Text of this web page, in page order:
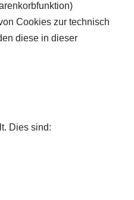
Cookies zur technisch
diese in dieser
Dies sind: